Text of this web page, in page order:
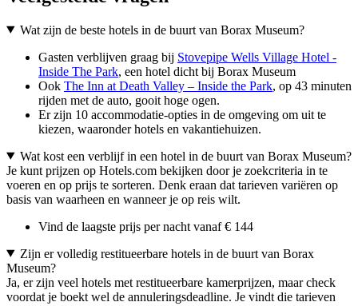
Wat zijn de beste hotels in de buurt van Borax Museum?
Gasten verblijven graag bij Stovepipe Wells Village Hotel -
Inside The Park, een hotel dicht bij Borax Museum
Ook The Inn at Death Valley – Inside the Park, op 43 minuten
rijden met de auto, gooit hoge ogen.
Er zijn 10 accommodatie-opties in de omgeving om uit te
kiezen, waaronder hotels en vakantiehuizen.
Wat kost een verblijf in een hotel in de buurt van Borax Museum?
Je kunt prijzen op Hotels.com bekijken door je zoekcriteria in te
voeren en op prijs te sorteren. Denk eraan dat tarieven variëren op
basis van waarheen en wanneer je op reis wilt.
Vind de laagste prijs per nacht vanaf € 144
Zijn er volledig restitueerbare hotels in de buurt van Borax
Museum?
Ja, er zijn veel hotels met restitueerbare kamerprijzen, maar check
voordat je boekt wel de annuleringsdeadline. Je vindt die tarieven